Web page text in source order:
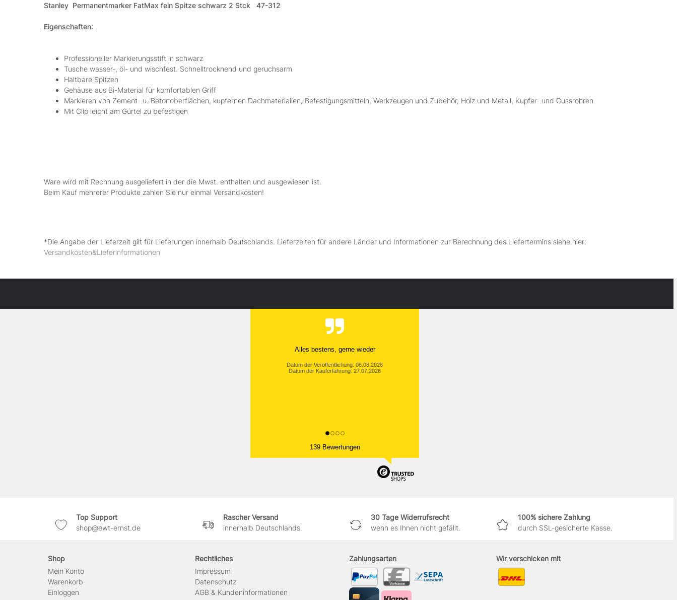
Stanley Permanentmarker FatMax fein Spitze schwarz 2 Stck 47-312
Eigenschaften:
Professioneller Markierungsstift in schwarz
Tusche wasser-, öl- und wischfest. Schnelltrocknend und geruchsarm
Haltbare Spitzen
Gehäuse aus Bi-Material für komfortablen Griff
Markieren von Zement- u. Betonoberflächen, kupfernen Dachmaterialien, Befestigungsmitteln, Werkzeugen und Zubehör, Holz und Metall, Kupfer- und Gussrohren
Mit Clip leicht am Gürtel zu befestigen
Ware wird mit Rechnung ausgeliefert in der die Mwst. enthalten und ausgewiesen ist.
Beim Kauf mehrerer Produkte zahlen Sie nur einmal Versandkosten!
*Die Angabe der Lieferzeit gilt für Lieferungen innerhalb Deutschlands. Lieferzeiten für andere Länder und Informationen zur Berechnung des Liefertermins siehe hier:
Versandkosten&Lieferinformationen
Alles bestens, gerne wieder
Datum der Veröffentlichung: 06.08.2026
Datum der Kauferfahrung: 27.07.2026
139 Bewertungen
Top Support
shop@ewt-ernst.de
Rascher Versand
innerhalb Deutschlands.
30 Tage Widerrufsrecht
wenn es Ihnen nicht gefällt.
100% sichere Zahlung
durch SSL-gesicherte Kasse.
Shop
Mein Konto
Warenkorb
Einloggen
Rechtliches
Impressum
Daten­schutz
AGB & Kundeninformationen
Zahlungsarten Wir verschicken mit